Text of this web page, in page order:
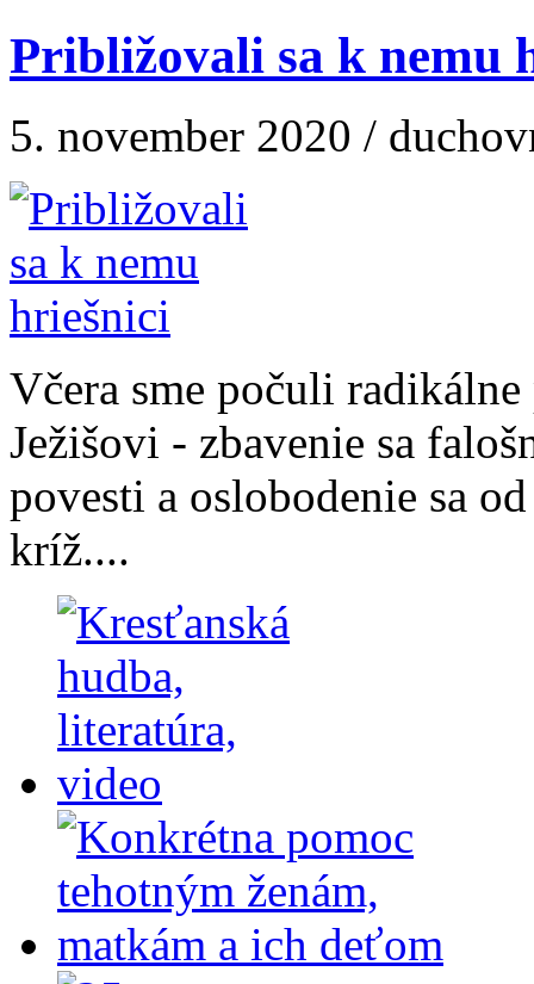
Približovali sa k nemu
5. november 2020 /
Včera sme počuli
Ježišovi - zbavenie sa
povesti a oslobodenie sa
kríž....